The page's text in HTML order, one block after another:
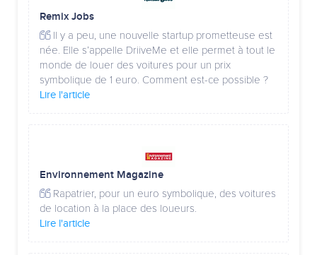
Remix Jobs
Il y a peu, une nouvelle startup prometteuse est
née. Elle s’appelle DriiveMe et elle permet à tout le
monde de louer des voitures pour un prix
symbolique de 1 euro. Comment est-ce possible ?
Lire l'article
Environnement Magazine
Rapatrier, pour un euro symbolique, des voitures
de location à la place des loueurs.
Lire l'article